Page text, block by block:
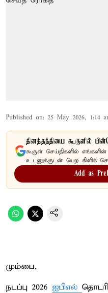
Published on: 25 May 2026, 1:14
தினத்தந்தியை கூகுளில்
கூகுள் செய்திகளில்
உடனுக்குடன் பெற கிளிக்
Add as
மும்பை,
நடப்பு 2026 ஐபிஎல்